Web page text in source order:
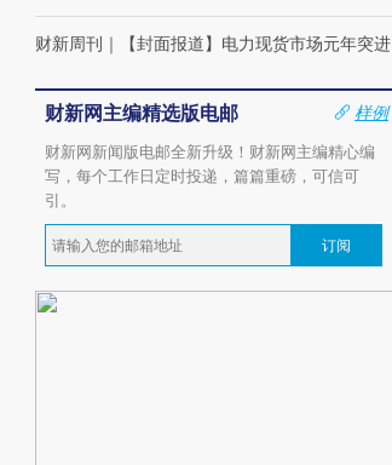
财新周刊 ｜ 【封面报道】电力现货市场元年突进
财新网主编精选版电邮
样例
财新网新闻版电邮全新升级！财新网主编精心编
写，每个工作日定时投递，篇篇重磅，可信可
引。
订阅